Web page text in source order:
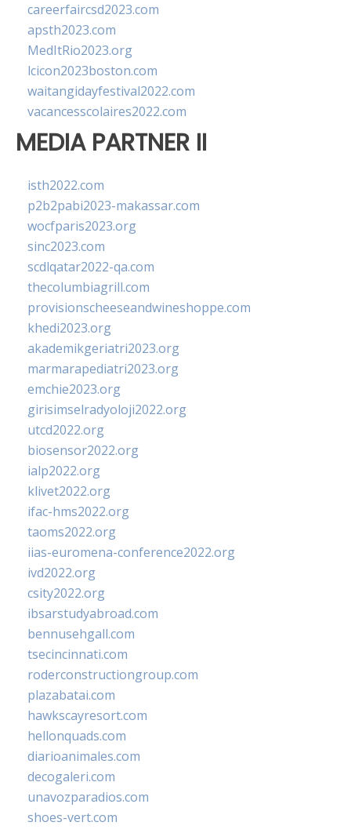
careerfaircsd2023.com
apsth2023.com
MedItRio2023.org
lcicon2023boston.com
waitangidayfestival2022.com
vacancesscolaires2022.com
MEDIA PARTNER II
isth2022.com
p2b2pabi2023-makassar.com
wocfparis2023.org
sinc2023.com
scdlqatar2022-qa.com
thecolumbiagrill.com
provisionscheeseandwineshoppe.com
khedi2023.org
akademikgeriatri2023.org
marmarapediatri2023.org
emchie2023.org
girisimselradyoloji2022.org
utcd2022.org
biosensor2022.org
ialp2022.org
klivet2022.org
ifac-hms2022.org
taoms2022.org
iias-euromena-conference2022.org
ivd2022.org
csity2022.org
ibsarstudyabroad.com
bennusehgall.com
tsecincinnati.com
roderconstructiongroup.com
plazabatai.com
hawkscayresort.com
hellonquads.com
diarioanimales.com
decogaleri.com
unavozparadios.com
shoes-vert.com